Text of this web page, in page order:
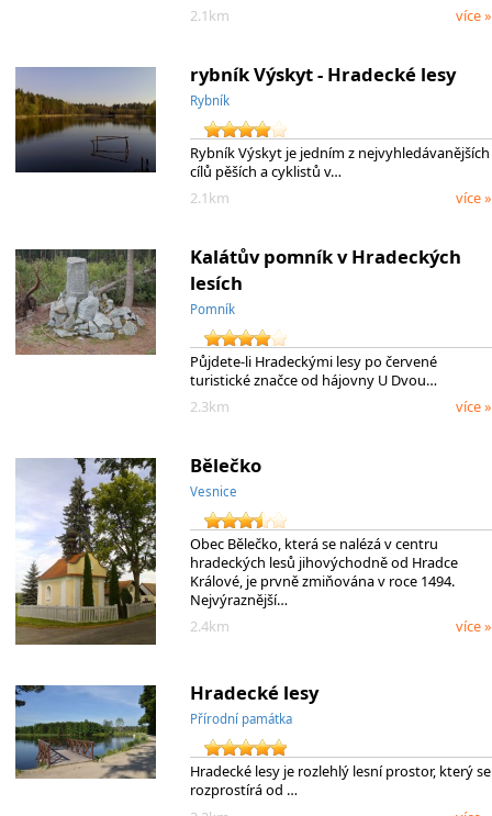
2.1km
více »
rybník Výskyt - Hradecké lesy
Rybník
Rybník Výskyt je jedním z nejvyhledávanějších
cílů pěších a cyklistů v…
2.1km
více »
Kalátův pomník v Hradeckých
lesích
Pomník
Půjdete-li Hradeckými lesy po červené
turistické značce od hájovny U Dvou…
2.3km
více »
Bělečko
Vesnice
Obec Bělečko, která se nalézá v centru
hradeckých lesů jihovýchodně od Hradce
Králové, je prvně zmiňována v roce 1494.
Nejvýraznější…
2.4km
více »
Hradecké lesy
Přírodní památka
Hradecké lesy je rozlehlý lesní prostor, který se
rozprostírá od …